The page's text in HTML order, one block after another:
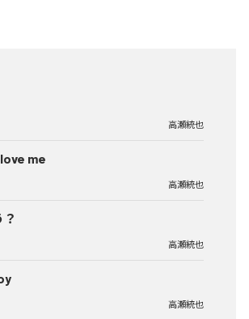
高瀬統也
me
高瀬統也
高瀬統也
高瀬統也